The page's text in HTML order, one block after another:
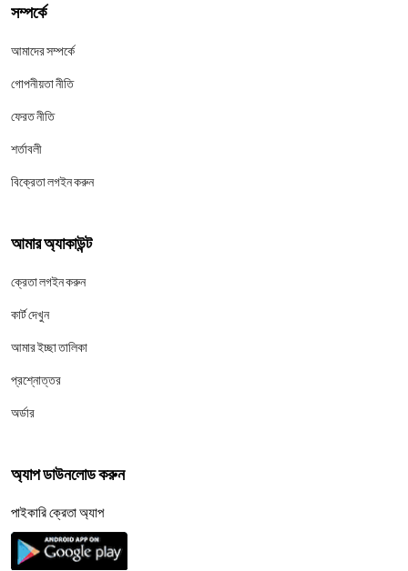
সম্পর্কে
আমাদের সম্পর্কে
গোপনীয়তা নীতি
ফেরত নীতি
শর্তাবলী
বিক্রেতা লগইন করুন
আমার অ্যাকাউন্ট
ক্রেতা লগইন করুন
কার্ট দেখুন
আমার ইচ্ছা তালিকা
প্রশ্নোত্তর
অর্ডার
অ্যাপ ডাউনলোড করুন
পাইকারি ক্রেতা অ্যাপ